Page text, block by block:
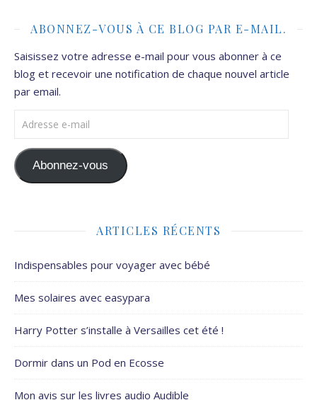
ABONNEZ-VOUS À CE BLOG PAR E-MAIL.
Saisissez votre adresse e-mail pour vous abonner à ce
blog et recevoir une notification de chaque nouvel article
par email.
Adresse e-mail
Abonnez-vous
ARTICLES RÉCENTS
Indispensables pour voyager avec bébé
Mes solaires avec easypara
Harry Potter s’installe à Versailles cet été !
Dormir dans un Pod en Ecosse
Mon avis sur les livres audio Audible